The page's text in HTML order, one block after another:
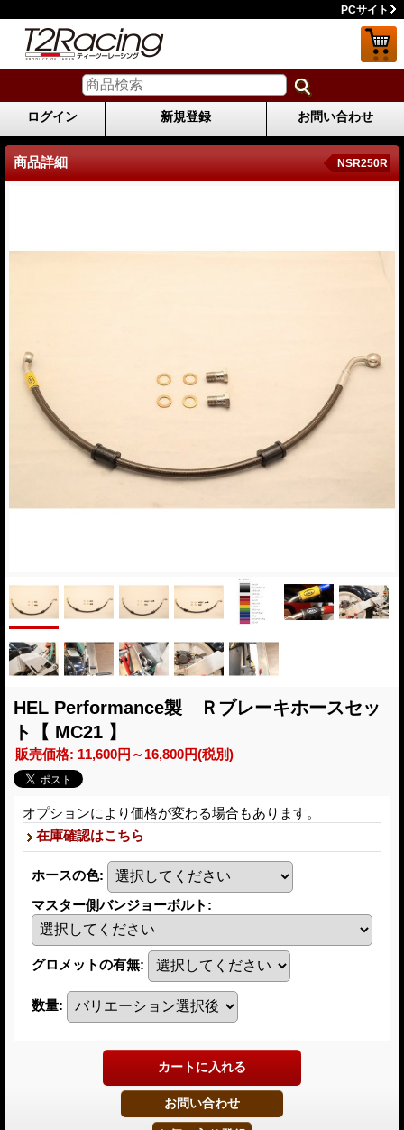
PCサイト
ログイン 新規登録 お問い合わせ
商品詳細 NSR250R
HEL Performance製 Ｒブレーキホースセッ
ト【 MC21 】
販売価格: 11,600円～16,800円(税別)
オプションにより価格が変わる場合もあります。
在庫確認はこちら
ホースの色:
マスター側バンジョーボルト :
グロメットの有無:
数量: